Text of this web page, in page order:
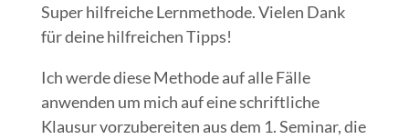
Super hilfreiche Lernmethode. Vielen Dank
für deine hilfreichen Tipps!
Ich werde diese Methode auf alle Fälle
anwenden um mich auf eine schriftliche
Klausur vorzubereiten aus dem 1. Seminar, die